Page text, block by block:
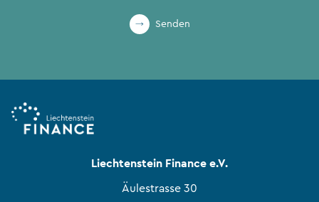
Senden
Liechtenstein Finance e.V.
Äulestrasse 30